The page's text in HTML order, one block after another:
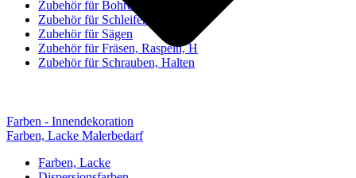
Zubehör für Bohren, Bohrhilfen
Zubehör für Schleifen, Poliere
Zubehör für Sägen
Zubehör für Fräsen, Raspeln, H
Zubehör für Schrauben, Halten
Farben - Innendekoration
Farben, Lacke Malerbedarf
Farben, Lacke